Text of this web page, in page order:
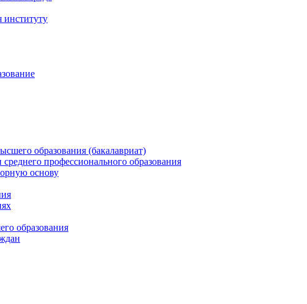
институту
образования (бакалавриат)
профессионального образования
основу
образования